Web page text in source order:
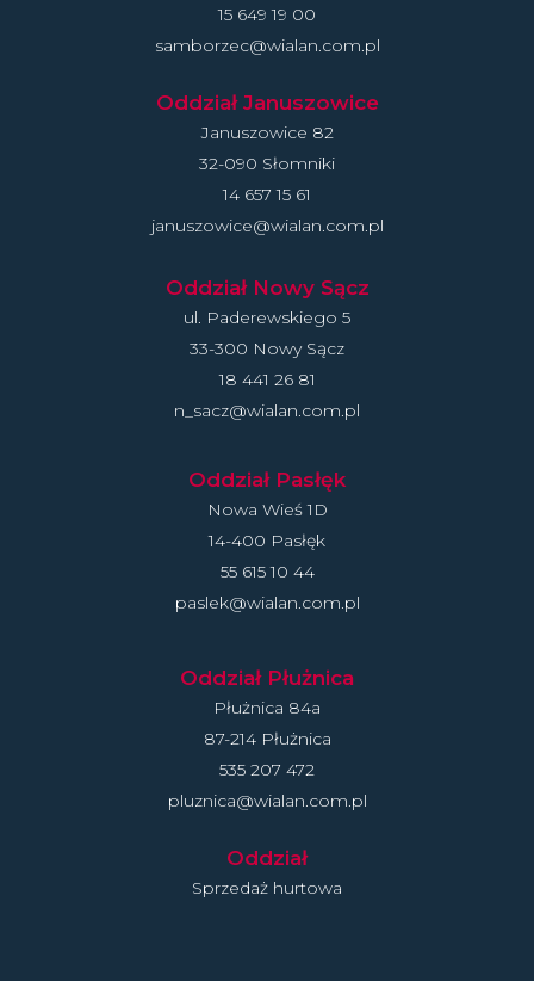
15 649 19 00
samborzec@wialan.com.pl
Oddział Januszowice
Januszowice 82
32-090 Słomniki
14 657 15 61
januszowice@wialan.com.pl
Oddział Nowy Sącz
ul. Paderewskiego 5
33-300 Nowy Sącz
18 441 26 81
n_sacz@wialan.com.pl
Oddział Pasłęk
Nowa Wieś 1D
14-400 Pasłęk
55 615 10 44
paslek@wialan.com.pl
Oddział Płużnica
Płużnica 84a
87-214 Płużnica
535 207 472
pluznica@wialan.com.pl
Oddział
Sprzedaż hurtowa